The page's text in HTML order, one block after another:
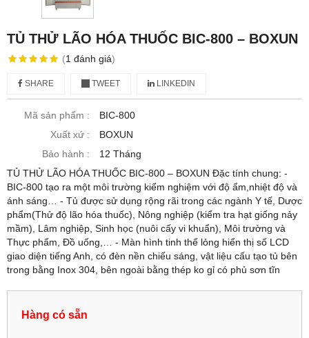
TỦ THỬ LÃO HÓA THUỐC BIC-800 – BOXUN
(1 đánh giá)
SHARE TWEET LINKEDIN
Mã sản phẩm :
BIC-800
Xuất xứ :
BOXUN
Bảo hành :
12 Tháng
TỦ THỬ LÃO HÓA THUỐC BIC-800 – BOXUN Đặc tính chung: -
BIC-800 tạo ra một môi trường kiểm nghiệm với độ ẩm,nhiệt độ và
ánh sáng… - Tủ được sử dụng rộng rãi trong các ngành Y tế, Dược
phẩm(Thử độ lão hóa thuốc), Nông nghiệp (kiểm tra hạt giống nảy
mầm), Lâm nghiệp, Sinh học (nuôi cấy vi khuẩn), Môi trường và
Thực phẩm, Đồ uống,… - Màn hình tinh thể lỏng hiển thị số LCD
giao diện tiếng Anh, có đèn nền chiếu sáng, vật liệu cấu tạo tủ bên
trong bằng Inox 304, bên ngoài bằng thép ko gỉ có phủ sơn tĩn
Hàng có sẵn